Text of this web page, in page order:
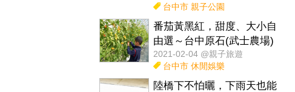
台中市 親子公園
番茄黃黑紅，甜度、大小自
由選～台中原石(武士農場)
2021-02-04 @親子旅遊
台中市 休閒娛樂
陸橋下不怕曬，下雨天也能